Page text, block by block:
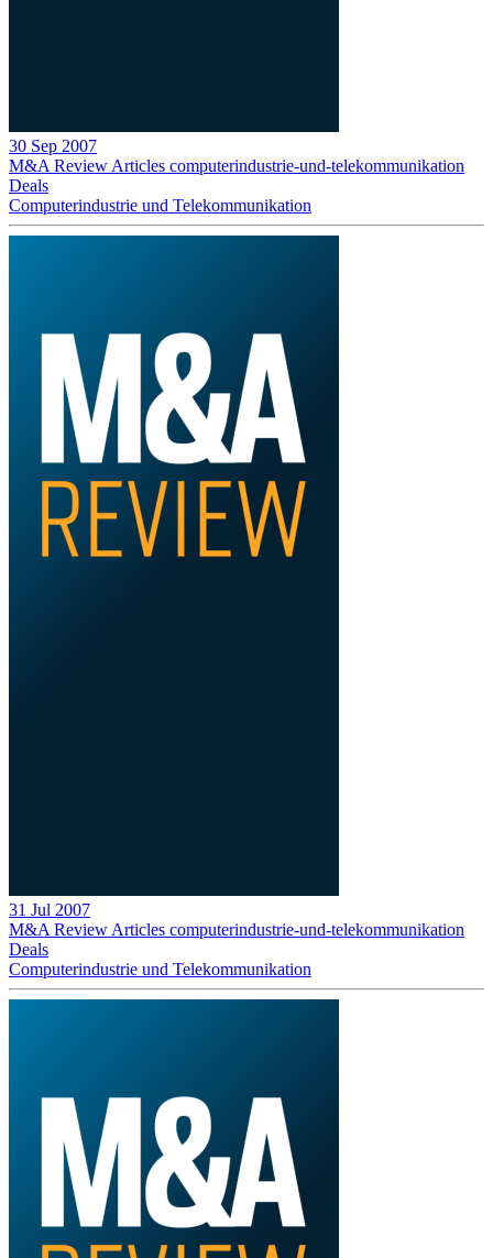
30 Sep 2007
M&A Review Articles computerindustrie-und-telekommunikation
Deals
Computerindustrie und Telekommunikation
31 Jul 2007
M&A Review Articles computerindustrie-und-telekommunikation
Deals
Computerindustrie und Telekommunikation